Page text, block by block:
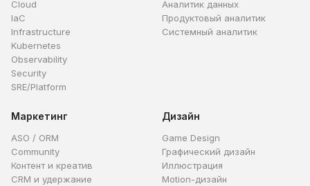
Cloud
IaC
Infrastructure
Kubernetes
Observability
Security
SRE/Platform
Аналитик данных
Продуктовый аналитик
Системный аналитик
Маркетинг
ASO / ORM
Community
Контент и креатив
CRM и удержание
Дизайн
Game Design
Графический дизайн
Иллюстрация
Motion-дизайн